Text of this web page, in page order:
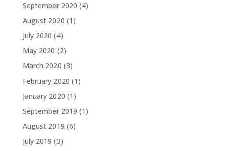
September 2020 (4)
August 2020 (1)
July 2020 (4)
May 2020 (2)
March 2020 (3)
February 2020 (1)
January 2020 (1)
September 2019 (1)
August 2019 (6)
July 2019 (3)